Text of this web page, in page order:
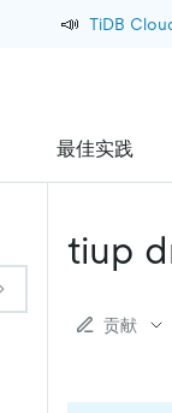
📣 TiDB
最佳实践
tiup
贡献